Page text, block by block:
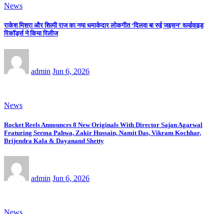
News
राकेश मिश्रा और शिल्पी राज का नया धमाकेदार लोकगीत ‘दिलवा बा रुई जइसन’ वर्ल्डवाइड
रिकॉर्ड्स ने किया रिलीज
admin Jun 6, 2026
News
Rocket Reels Announces 8 New Originals With Director Sajan Agarwal
Featuring Seema Pahwa, Zakir Hussain, Namit Das, Vikram Kochhar,
Brijendra Kala & Dayanand Shetty
admin Jun 6, 2026
News